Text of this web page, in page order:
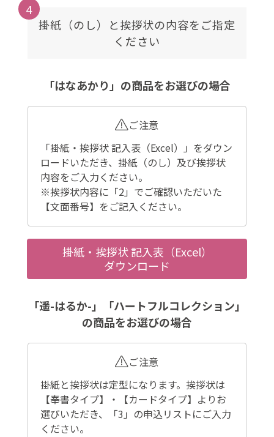
4
掛紙（のし）と挨拶状の内容をご指定
ください
「はなあかり」の商品をお選びの場合
ご注意
「掛紙・挨拶状 記入表（Excel）」をダウン
ロードいただき、掛紙（のし）及び挨拶状
内容をご入力ください。
※挨拶状内容に「2」でご確認いただいた
【文面番号】をご記入ください。
掛紙・挨拶状 記入表（Excel）
ダウンロード
「遥-はるか-」「ハートフルコレクション」
の商品をお選びの場合
ご注意
掛紙と挨拶状は定型になります。挨拶状は
【奉書タイプ】・【カードタイプ】よりお
選びいただき、「3」の申込リストにご入力
ください。